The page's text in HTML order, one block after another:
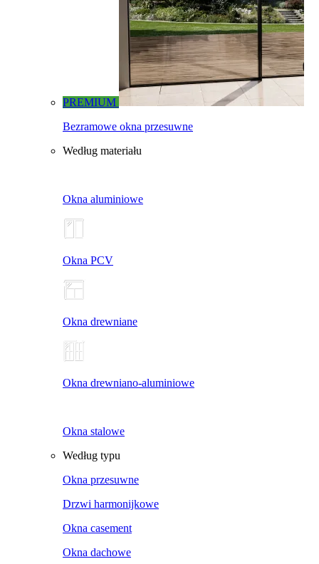
PREMIUM
Bezramowe okna przesuwne
Według materiału
Okna aluminiowe
Okna PCV
Okna drewniane
Okna drewniano-aluminiowe
Okna stalowe
Według typu
Okna przesuwne
Drzwi harmonijkowe
Okna casement
Okna dachowe